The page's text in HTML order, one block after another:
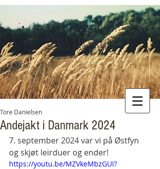
TORES JAKTTURER
Andejakt i Danmark 2024
Tore Danielsen
7. september 2024 var vi på Østfyn
og skjøt leirduer og ender!
https://youtu.be/MZVkeMbzGUI?